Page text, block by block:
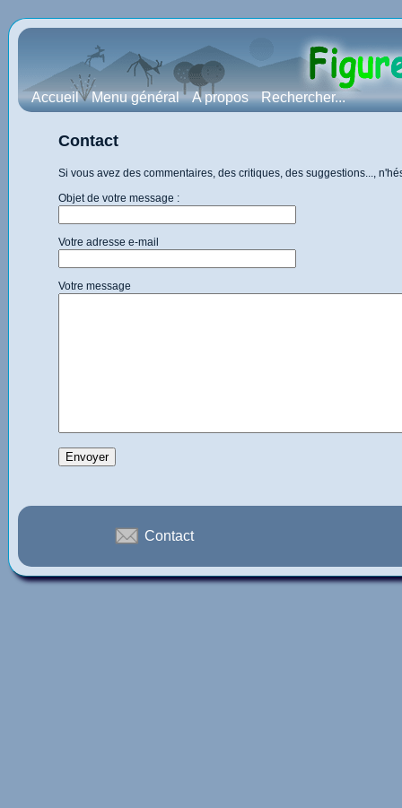
Accueil Menu général A propos Rechercher...
Contact
Si vous avez des commentaires, des critiques, des suggestions...,
Objet de votre message :
Votre adresse e-mail
Votre message
Contact